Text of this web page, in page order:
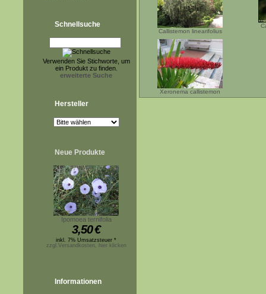
Schnellsuche
Verwenden Sie Stichworte, um
ein Produkt zu finden.
erweiterte Suche
Hersteller
Neue Produkte
Ipomoea ternifolia
3,50€
inkl. 7% Umsatzsteuer *
zzgl.Versandkosten, hier klicken
Informationen
Callistemon linearifolius
Xeronema callistemon